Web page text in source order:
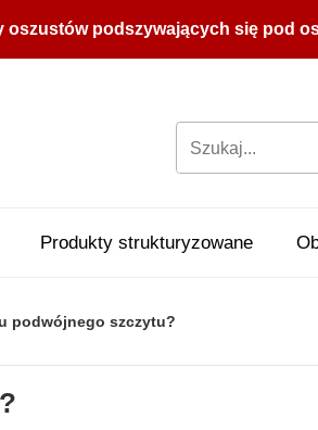
podszywających się pod
Produkty strukturyzowane
podwójnego szczytu?